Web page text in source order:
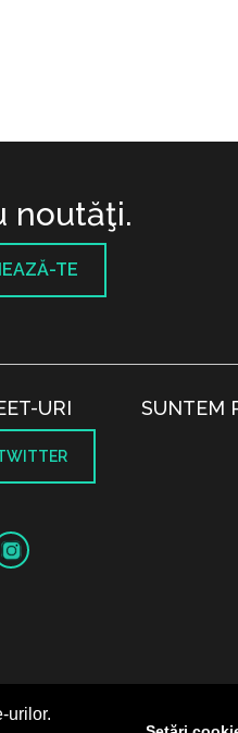
urilor.
noutăţi.
TE
URI SUNTEM